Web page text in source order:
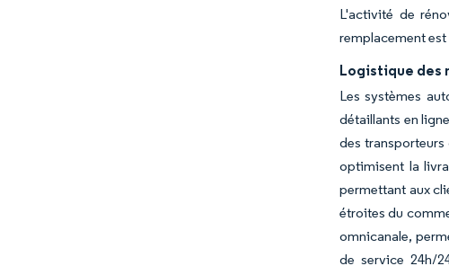
L'activité de
remplacement est
Logistique des
Les systèmes
détaillants en
des transporteurs
optimisent la
permettant aux
étroites du
omnicanale,
de service 24h/